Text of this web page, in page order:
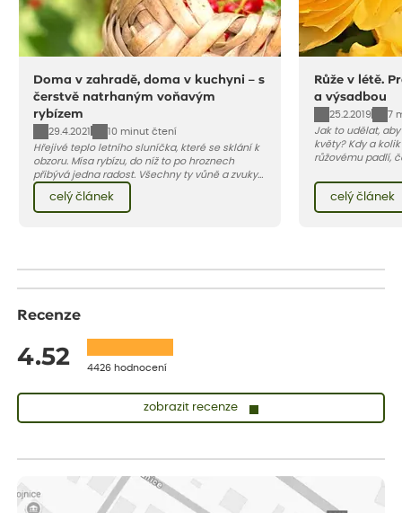
Doma v zahradě, doma v kuchyni – s
čerstvě natrhaným voňavým
rybízem
29.4.2021
10 minut čtení
Hřejivé teplo letního sluníčka, které se sklání k
obzoru. Mísa rybízu, do níž to po hroznech
přibývá jedna radost. Všechny ty vůně a zvuky
červencové zahrady. Sklizeň rybízu do kuchyně
vnese neuvěřitelný klid a radost. A taky trochu
bezstarostnosti dětství při mlsání babiččina
celý článek
Růže v létě.
a výsadbou
25.2.2019
7
Jak to udělat,
květy? Kdy a
růžovému padlí,
najdete v našem
celý článek
Recenze
4.52 4426 hodnocení
zobrazit recenze
Vše přišlo velice rychle krásně zabalené. Rostlinky po přesazení
velice dobře prospívají